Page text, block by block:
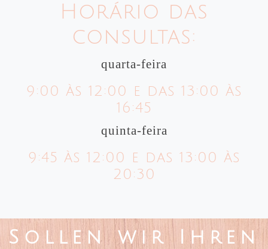
Horário das
consultas:
quarta-feira
9:00 às 12:00 e das 13:00 às
16:45
quinta-feira
9:45 às 12:00 e das 13:00 às
20:30
Sollen wir Ihren